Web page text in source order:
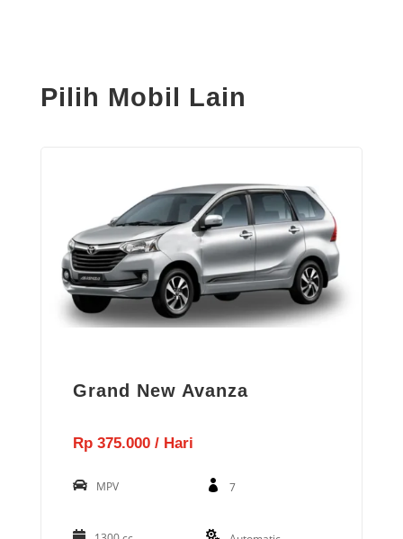
Pilih Mobil Lain
Grand New Avanza
Rp 375.000 / Hari
MPV 7